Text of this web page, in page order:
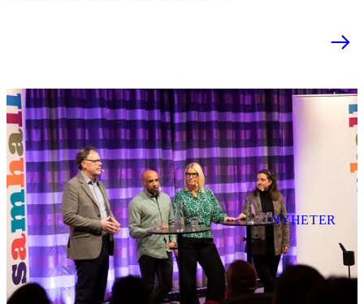
NYHETER
Panelsamtal: Här är nycklarna till att lyckas med inkludering